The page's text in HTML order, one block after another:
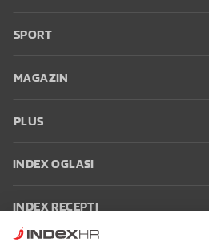
SPORT
MAGAZIN
PLUS
INDEX OGLASI
INDEX RECEPTI